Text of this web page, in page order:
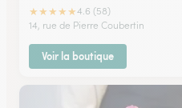
★★★★★4.6 (58)
14, rue de Pierre Coubertin
Voir la boutique